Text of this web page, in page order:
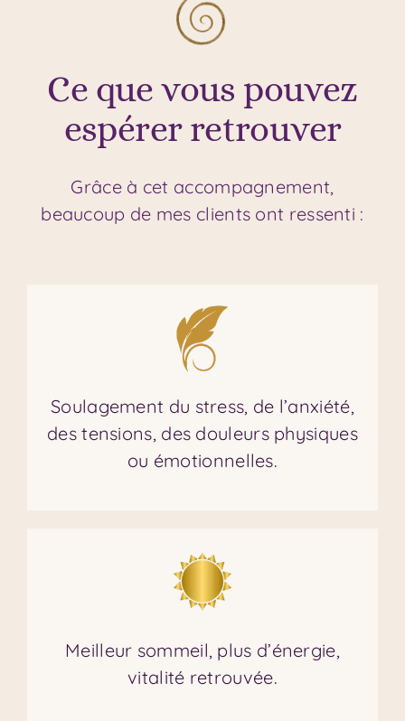
Ce que vous pouvez
espérer retrouver
Grâce à cet accompagnement,
beaucoup de mes clients ont ressenti :
Soulagement du stress, de l’anxiété,
des tensions, des douleurs physiques
ou émotionnelles.
Meilleur sommeil, plus d’énergie,
vitalité retrouvée.